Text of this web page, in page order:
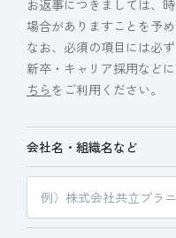
お返事につきましては、
場合がありますことを予め
なお、必須の項目には必
新卒・キャリア採用など
ちら をご利用ください。
会社名・組織名など